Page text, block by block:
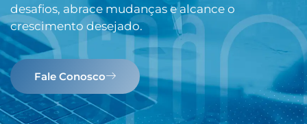
desafios, abrace mudanças e alcance o
crescimento desejado.
Fale Conosco